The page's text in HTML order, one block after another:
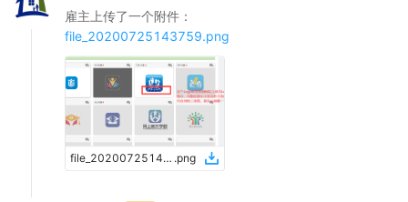
雇主上传了一个附件：
file_20200725143759.png
file_20200725143759 .png